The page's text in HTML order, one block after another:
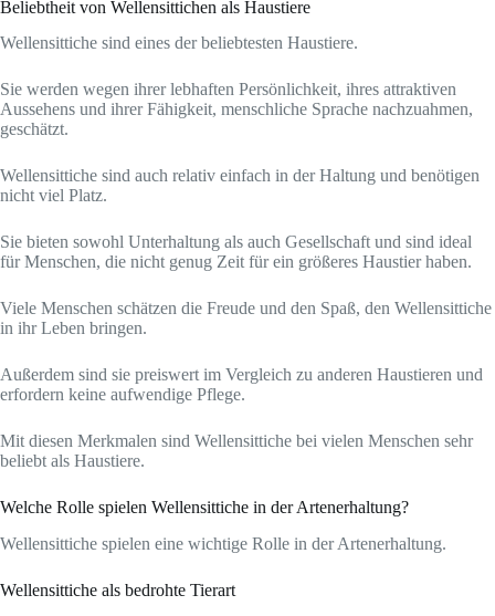
Beliebtheit von Wellensittichen als Haustiere
Wellensittiche sind eines der beliebtesten Haustiere.
Sie werden wegen ihrer lebhaften Persönlichkeit, ihres attraktiven
Aussehens und ihrer Fähigkeit, menschliche Sprache nachzuahmen,
geschätzt.
Wellensittiche sind auch relativ einfach in der Haltung und benötigen
nicht viel Platz.
Sie bieten sowohl Unterhaltung als auch Gesellschaft und sind ideal
für Menschen, die nicht genug Zeit für ein größeres Haustier haben.
Viele Menschen schätzen die Freude und den Spaß, den Wellensittiche
in ihr Leben bringen.
Außerdem sind sie preiswert im Vergleich zu anderen Haustieren und
erfordern keine aufwendige Pflege.
Mit diesen Merkmalen sind Wellensittiche bei vielen Menschen sehr
beliebt als Haustiere.
Welche Rolle spielen Wellensittiche in der Artenerhaltung?
Wellensittiche spielen eine wichtige Rolle in der Artenerhaltung.
Wellensittiche als bedrohte Tierart